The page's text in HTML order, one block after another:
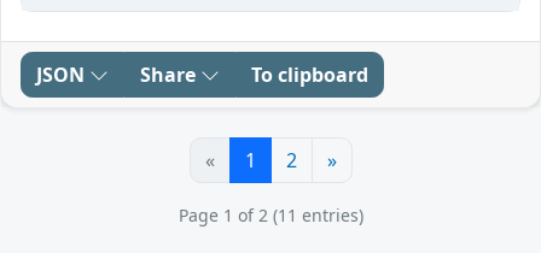
JSON Share To clipboard
« 1 2 »
Page 1 of 2 (11 entries)